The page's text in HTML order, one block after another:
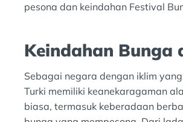
pesona dan keindahan Festival
Keindahan Bunga
Sebagai negara dengan iklim
Turki memiliki keanekaragaman
biasa, termasuk keberadaan